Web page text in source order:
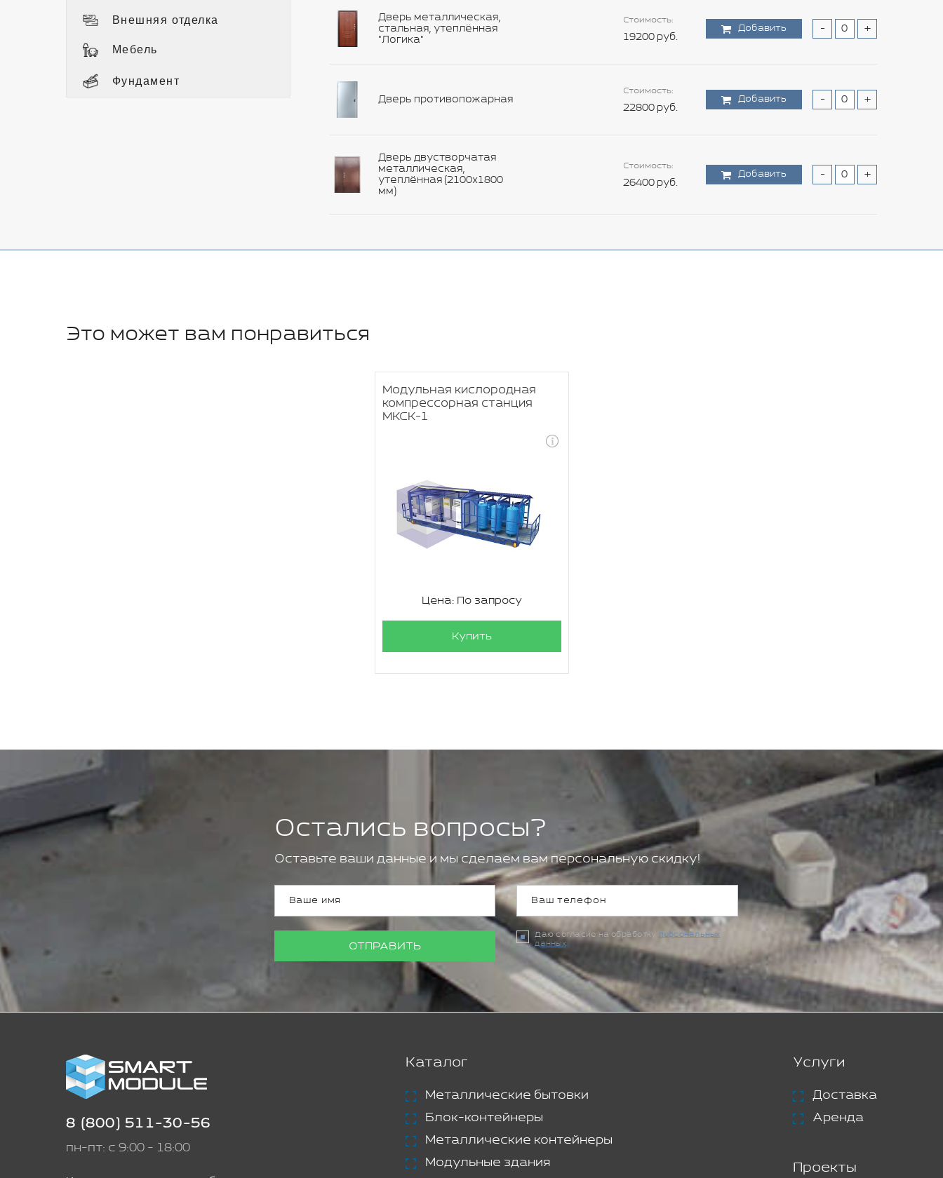
Внешняя отделка
Мебель
Фундамент
Дверь металлическая,
стальная, утеплённая
"Логика"
Стоимость:
19200 руб.
Добавить - +
Дверь противопожарная
Стоимость:
22800 руб.
Добавить - +
Дверь двустворчатая
металлическая,
утеплённая (2100х1800
мм)
Стоимость:
26400 руб.
Добавить - +
Это может вам понравиться
Модульная кислородная
компрессорная станция
МКСК-1
Цена: По запросу
Купить
Остались вопросы?
Оставьте ваши данные и мы сделаем вам персональную скидку!
ОТПРАВИТЬ
Даю согласие на обработку
персональных
данных
8 (800) 511-30-56
пн-пт: с 9:00 - 18:00
Каталог
Металлические бытовки
Блок-контейнеры
Металлические контейнеры
Модульные здания
Услуги
Доставка
Аренда
Проекты